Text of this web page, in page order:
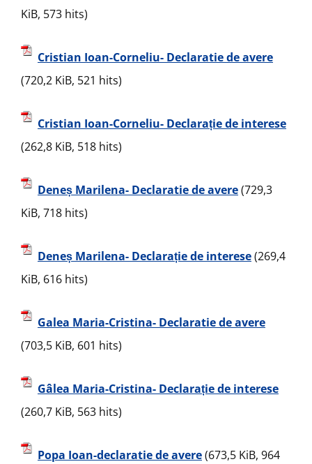
KiB, 573 hits)
Cristian Ioan-Corneliu- Declaratie de avere
(720,2 KiB, 521 hits)
Cristian Ioan-Corneliu- Declarație de interese
(262,8 KiB, 518 hits)
Deneș Marilena- Declaratie de avere(729,3
KiB, 718 hits)
Deneș Marilena- Declarație de interese(269,4
KiB, 616 hits)
Galea Maria-Cristina- Declaratie de avere
(703,5 KiB, 601 hits)
Gâlea Maria-Cristina- Declarație de interese
(260,7 KiB, 563 hits)
Popa Ioan-declaratie de avere(673,5 KiB, 964